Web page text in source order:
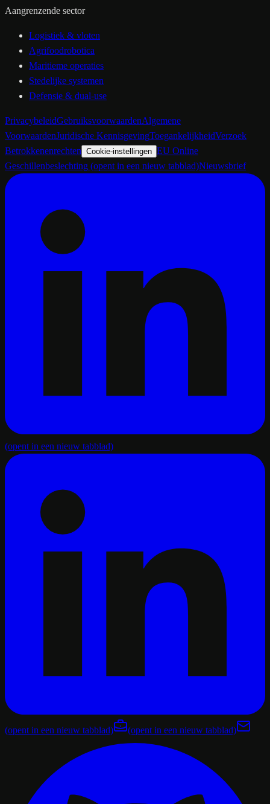
Aangrenzende sector
Logistiek & vloten
Agrifoodrobotica
Maritieme operaties
Stedelijke systemen
Defensie & dual-use
PrivacybeleidGebruiksvoorwaardenAlgemene
VoorwaardenJuridische KennisgevingToegankelijkheidVerzoek
Betrokkenenrechten Cookie-instellingen EU Online
Geschillenbeslechting (opent in een nieuw tabblad)Nieuwsbrief
(opent in een nieuw tabblad)
(opent in een nieuw tabblad) (opent in een nieuw tabblad)